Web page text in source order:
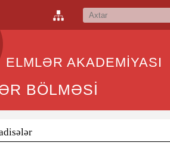
AKADEMİYASI
BÖLMƏSİ